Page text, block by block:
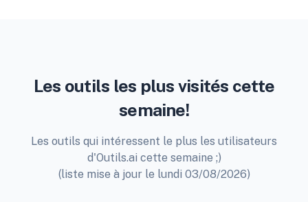
Les outils les plus visités cette
semaine!
Les outils qui intéressent le plus les utilisateurs
d'Outils.ai cette semaine ;)
(liste mise à jour le lundi 03/08/2026)